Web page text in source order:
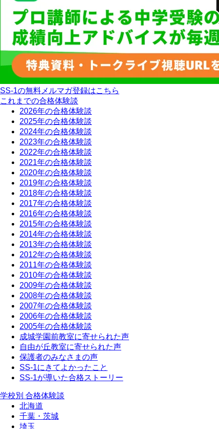
SS-1の無料メルマガ登録はこちら
これまでの合格体験談
2026年の合格体験談
2025年の合格体験談
2024年の合格体験談
2023年の合格体験談
2022年の合格体験談
2021年の合格体験談
2020年の合格体験談
2019年の合格体験談
2018年の合格体験談
2017年の合格体験談
2016年の合格体験談
2015年の合格体験談
2014年の合格体験談
2013年の合格体験談
2012年の合格体験談
2011年の合格体験談
2010年の合格体験談
2009年の合格体験談
2008年の合格体験談
2007年の合格体験談
2006年の合格体験談
2005年の合格体験談
成城学園前教室に寄せられた声
自由が丘教室に寄せられた声
保護者のみなさまの声
SS-1にきてよかったこと
SS-1が導いた合格ストーリー
学校別 合格体験談
北海道
千葉・茨城
埼玉